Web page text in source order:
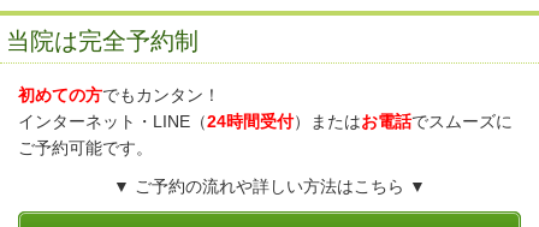
当院は完全予約制
初めての方でもカンタン！
インターネット・LINE（24時間受付）またはお電話でスムーズに
ご予約可能です。
▼ ご予約の流れや詳しい方法はこちら ▼